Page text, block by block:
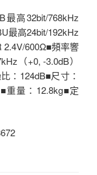
高32bit/768kHz
最高24bit/192kHz
2.4V/600Ω■頻率響
（+0, -3.0dB）
：124dB■尺寸：
重量：12.8kg■定